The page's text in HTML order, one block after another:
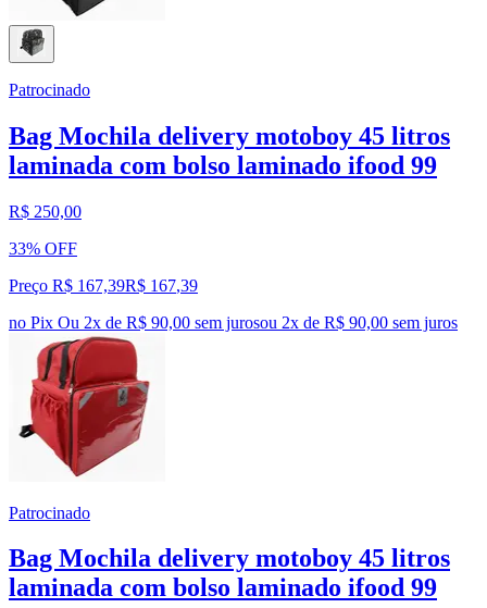
Patrocinado
Bag Mochila delivery motoboy 45 litros
laminada com bolso laminado ifood 99
R$ 250,00
33% OFF
Preço R$ 167,39R$ 167,39
no Pix Ou 2x de R$ 90,00 sem jurosou 2x de R$ 90,00 sem juros
Patrocinado
Bag Mochila delivery motoboy 45 litros
laminada com bolso laminado ifood 99